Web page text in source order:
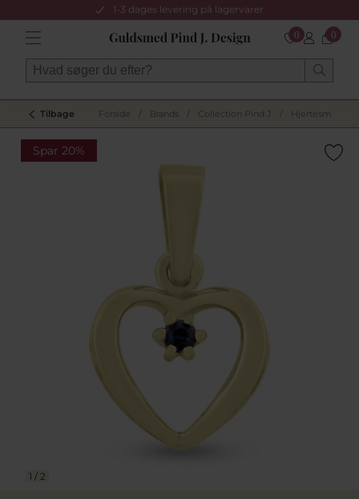
1-3 dages levering på lagervarer
0 0
Tilbage Forside Brands Collection Pind J Hjertesmykker
Spar 20%
1 / 2